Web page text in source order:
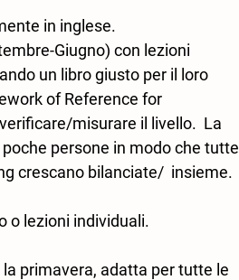
in inglese.
Giugno) con lezioni
un libro giusto per il loro
of Reference for
misurare il livello.  La
persone in modo che tutte
crescano bilanciate/  insieme.
o lezioni individuali.
primavera, adatta per tutte le